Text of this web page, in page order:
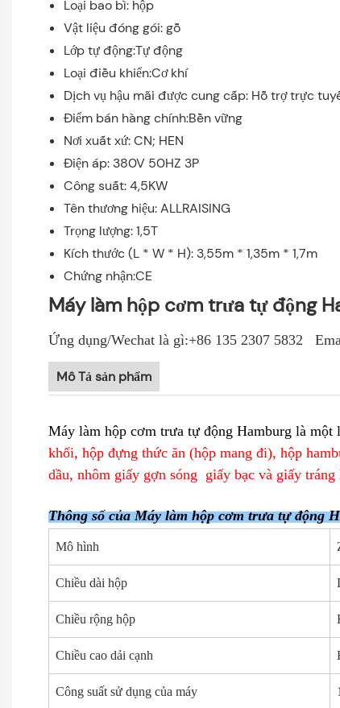
Loại bao bì: hộp
Vật liệu đóng gói: gỗ
Lớp tự động:Tự động
Loại điều khiển:Cơ khí
Dịch vụ hậu mãi được cung cấp: Hỗ trợ trực
Điểm bán hàng chính:Bền vững
Nơi xuất xứ: CN; HEN
Điện áp: 380V 50HZ 3P
Công suất: 4,5KW
Tên thương hiệu: ALLRAISING
Trọng lượng: 1,5T
Kích thước (L * W * H): 3,55m * 1,35m * 1,7m
Chứng nhận:CE
Máy làm hộp cơm trưa tự động
Ứng dụng/Wechat là gì:+86 135 2307 5832
Mô Tả sản phẩm
Máy làm hộp cơm trưa tự động Hamburg là một
khối, hộp đựng thức ăn (hộp mang đi), hộp
dầu, nhôm giấy gợn sóng giấy bạc và giấy tráng
Thông số củaMáy làm hộp cơm trưa tự động
Mô hình
Chiều dài hộp
Chiều rộng hộp
Chiều cao dải cạnh
Công suất sử dụng của máy